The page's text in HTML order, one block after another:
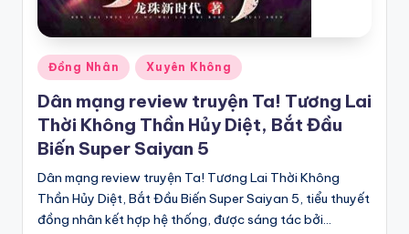
Posted
in
Đồng Nhân Xuyên Không
Dân mạng review truyện Ta! Tương Lai
Thời Không Thần Hủy Diệt, Bắt Đầu
Biến Super Saiyan 5
Dân mạng review truyện Ta! Tương Lai Thời Không
Thần Hủy Diệt, Bắt Đầu Biến Super Saiyan 5, tiểu thuyết
đồng nhân kết hợp hệ thống, được sáng tác bởi…